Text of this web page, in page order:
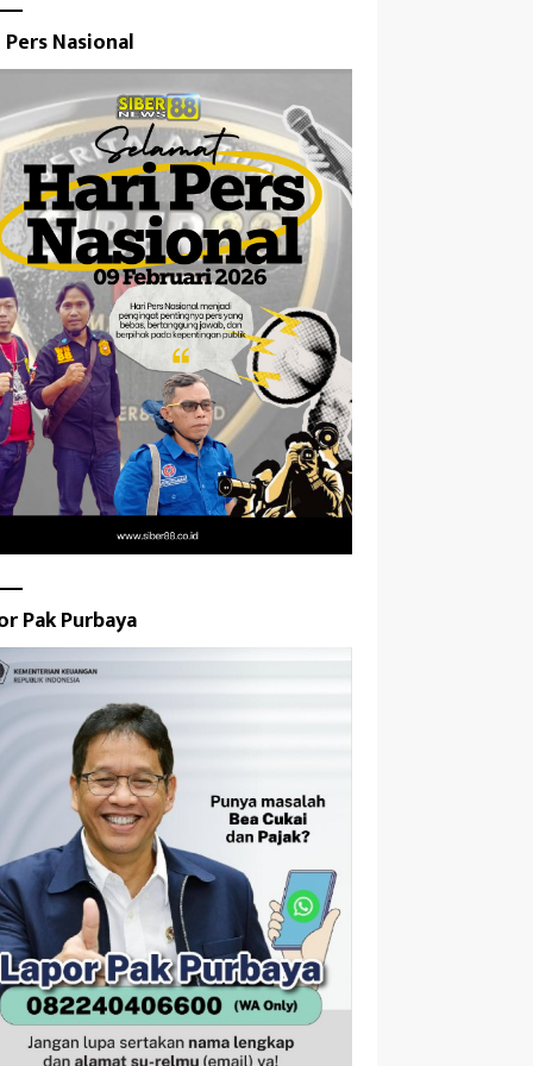
Nasional
Pak Purbaya